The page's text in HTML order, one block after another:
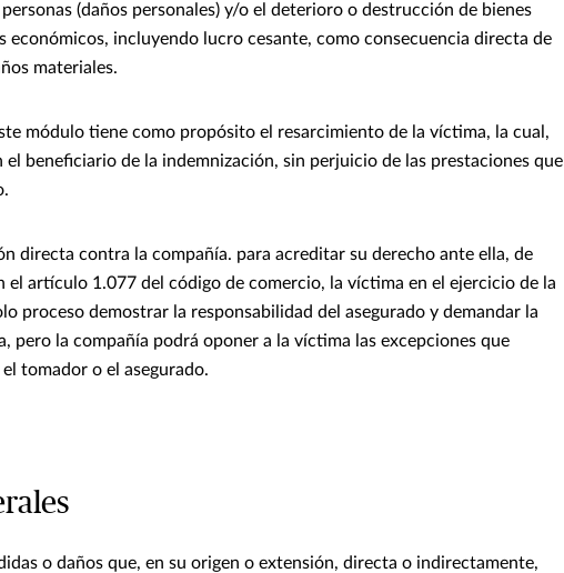
(daños personales) y/o el deterioro o destrucción de bienes
económicos, incluyendo lucro cesante, como consecuencia directa de
materiales.
módulo tiene como propósito el resarcimiento de la víctima, la cual,
beneficiario de la indemnización, sin perjuicio de las prestaciones que
directa contra la compañía. para acreditar su derecho ante ella, de
el artículo 1.077 del código de comercio, la víctima en el ejercicio de la
proceso demostrar la responsabilidad del asegurado y demandar la
pero la compañía podrá oponer a la víctima las excepciones que
tomador o el asegurado.
o daños que, en su origen o extensión, directa o indirectamente,